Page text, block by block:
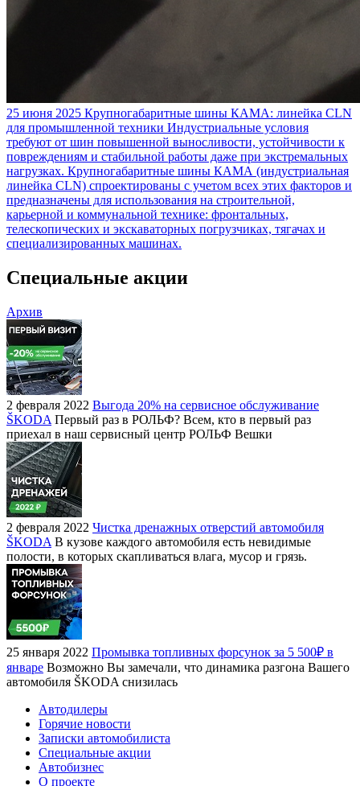
25 июня 2025 Крупногабаритные шины КАМА: линейка CLN
для промышленной техники Индустриальные условия
требуют от шин повышенной выносливости, устойчивости к
повреждениям и стабильной работы даже при экстремальных
нагрузках. Крупногабаритные шины КАМА (индустриальная
линейка CLN) спроектированы с учетом всех этих факторов и
предназначены для использования на строительной,
карьерной и коммунальной технике: фронтальных,
телескопических и экскаваторных погрузчиках, тягачах и
специализированных машинах.
Специальные акции
Архив
2 февраля 2022 Выгода 20% на сервисное обслуживание
ŠKODA Первый раз в РОЛЬФ? Всем, кто в первый раз
приехал в наш сервисный центр РОЛЬФ Вешки
2 февраля 2022 Чистка дренажных отверстий автомобиля
ŠKODA В кузове каждого автомобиля есть невидимые
полости, в которых скапливаться влага, мусор и грязь.
25 января 2022 Промывка топливных форсунок за 5 500₽ в
январе Возможно Вы замечали, что динамика разгона Вашего
автомобиля ŠKODA снизилась
Автодилеры
Горячие новости
Записки автомобилиста
Специальные акции
Автобизнес
О проекте